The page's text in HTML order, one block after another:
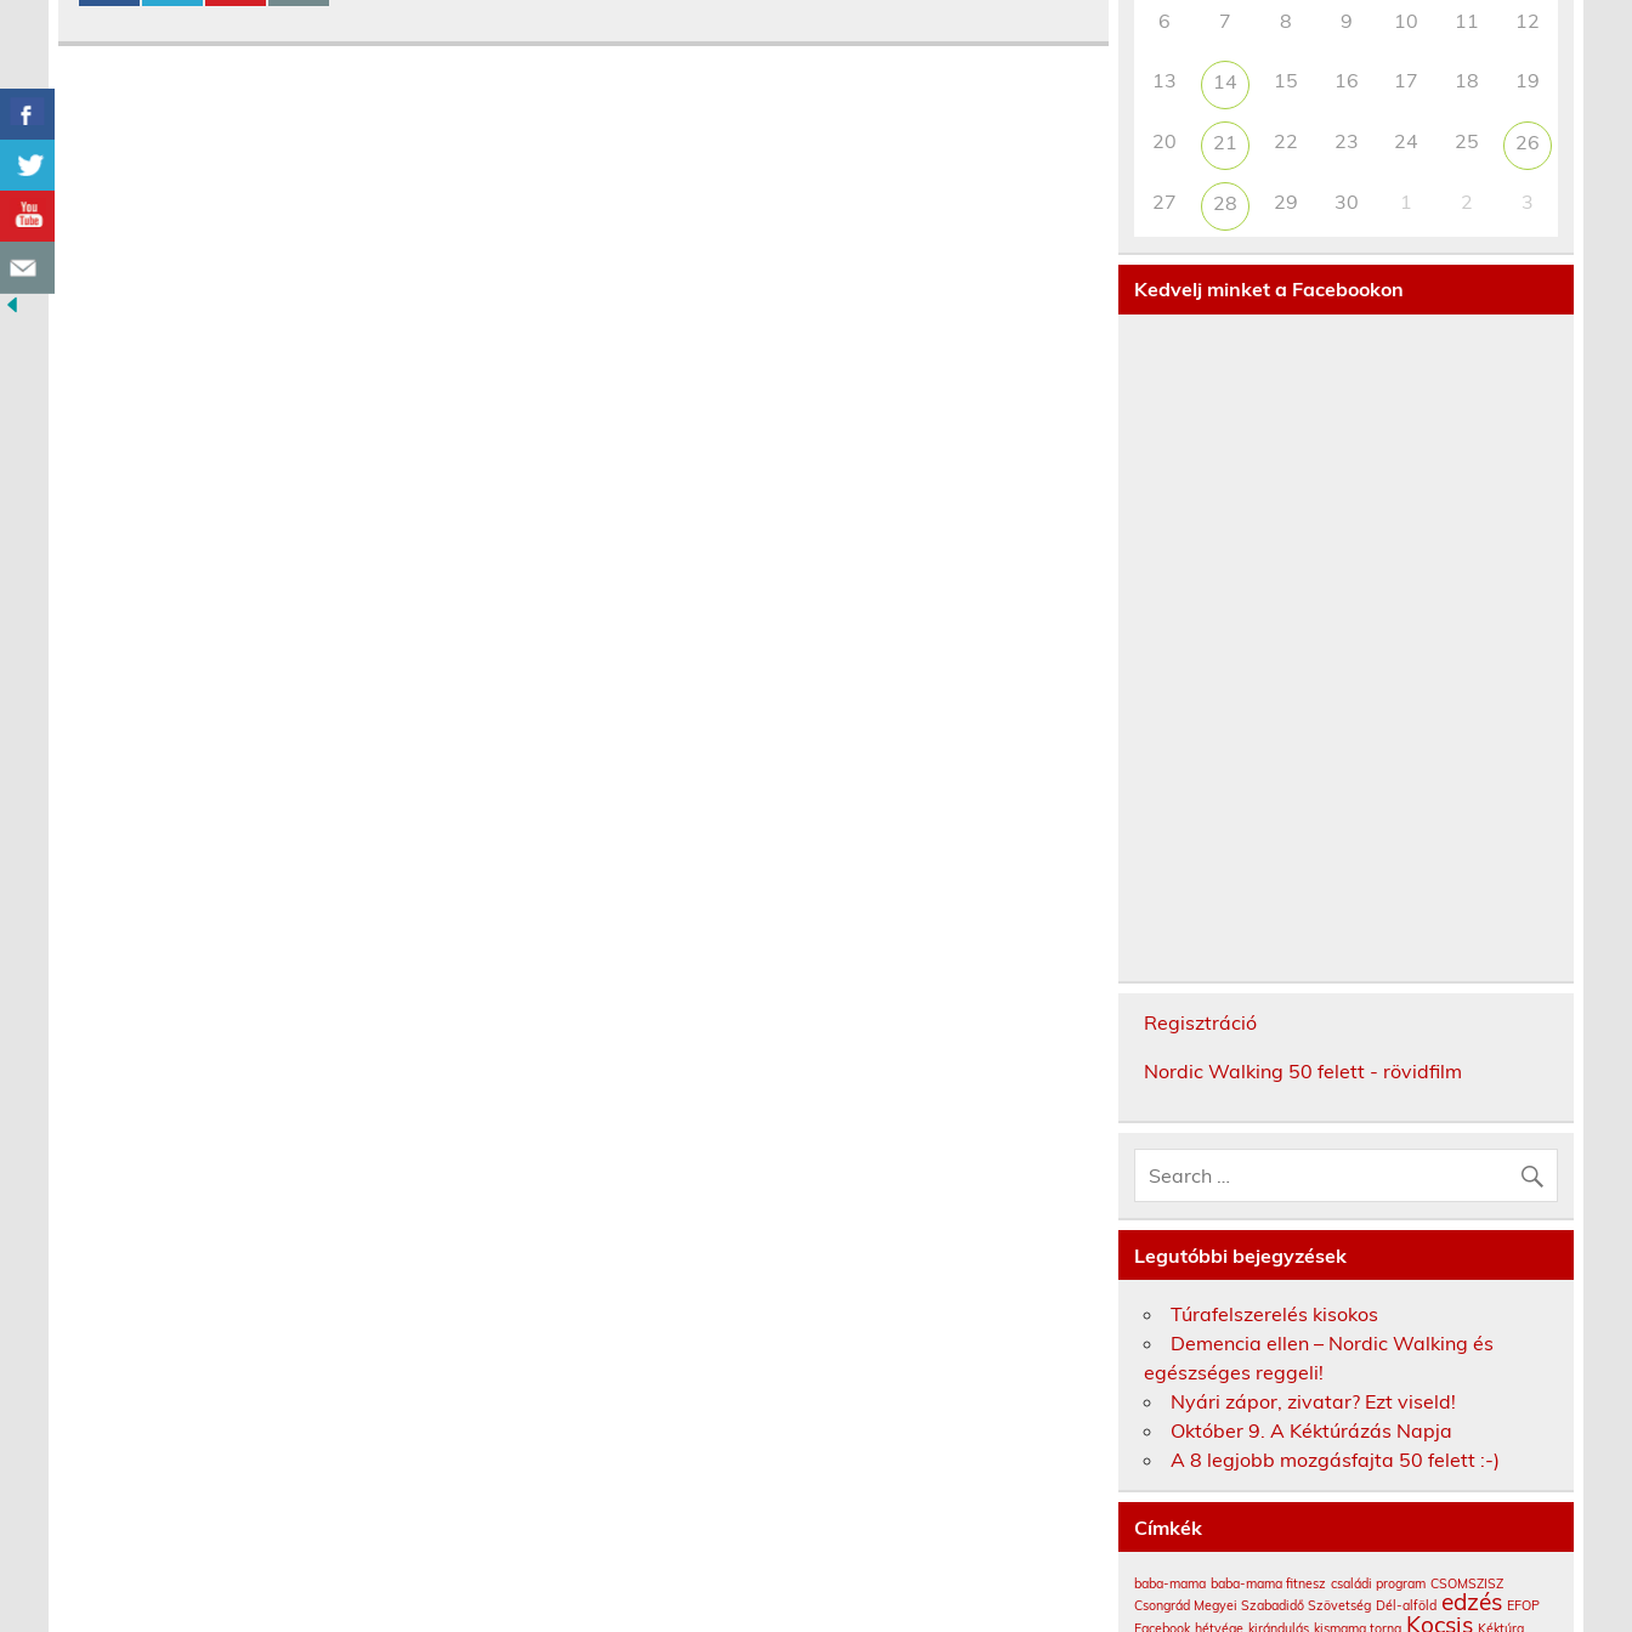
6 7 8 9 10 11 12
13 14 15 16 17 18 19
20 21 22 23 24 25 26
27 28 29 30 1 2 3
Kedvelj minket a Facebookon
Regisztráció
Nordic Walking 50 felett - rövidfilm
Legutóbbi bejegyzések
Túrafelszerelés kisokos
Demencia ellen – Nordic Walking és
egészséges reggeli!
Nyári zápor, zivatar? Ezt viseld!
Október 9. A Kéktúrázás Napja
A 8 legjobb mozgásfajta 50 felett :-)
Címkék
baba-mama baba-mama fitnesz családi program CSOMSZISZ
Csongrád Megyei Szabadidő Szövetség Dél-alföld edzés EFOP
Kocsis